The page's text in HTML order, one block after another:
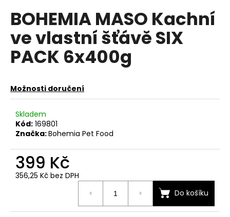
produktu
je
z
5
hvězdiček.
BOHEMIA MASO Kachní
ve vlastní šťávě SIX
PACK 6x400g
Možnosti doručení
Skladem
Kód: 169801
Značka:Bohemia Pet Food
399 Kč
356,25 Kč bez DPH
Do košíku
a
j
í
t
?
D
o
r